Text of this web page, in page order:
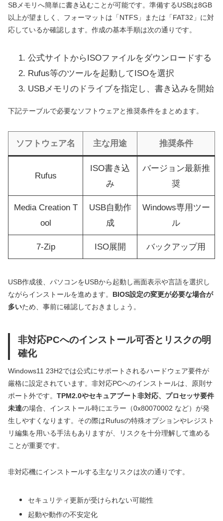
SBメモリへ簡単に書き込むことが可能です。準備するUSBは8GB
以上が望ましく、フォーマットは「NTFS」または「FAT32」に対
応しているか確認します。作成の基本手順は次の通りです。
公式サイトからISOファイルをダウンロードする
Rufus等のツールを起動してISOを選択
USBメモリのドライブを指定し、書き込みを開始
下記テーブルで必要なソフトウェアと推奨条件をまとめます。
ソフトウェア名 主な用途 推奨条件
Rufus
ISO書き込
み
バージョン最新推
奨
Media Creation T
ool
USB自動作
成
Windows専用ツー
ル
7-Zip ISO展開 バックアップ用
USB作成後、パソコンをUSBから起動し画面表示や言語を選択し
ながらインストールを進めます。 BIOS設定の変更が必要な場合が
多いため、事前に確認しておきましょう。
非対応PCへのインストール可否とリスクの明
確化
Windows11 23H2では公式にサポートされるハードウェア要件が
厳格に設定されています。非対応PCへのインストールは、原則サ
ポート外です。 TPM2.0やセキュアブート非対応、プロセッサ要件
未達の場合、インストール時にエラー（0x80070002 など）が発
生しやすくなります。その際はRufusの特殊オプションやレジスト
リ編集を用いる手法もありますが、リスクを十分理解して進める
ことが重要です。
非対応機にインストールする主なリスクは次の通りです。
セキュリティ更新が受けられない可能性
起動や動作の不安定化